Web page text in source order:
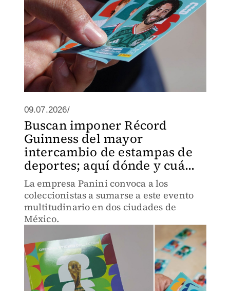
09.07.2026/
Buscan imponer Récord
Guinness del mayor
intercambio de estampas de
deportes; aquí dónde y cuá...
La empresa Panini convoca a los
coleccionistas a sumarse a este evento
multitudinario en dos ciudades de
México.